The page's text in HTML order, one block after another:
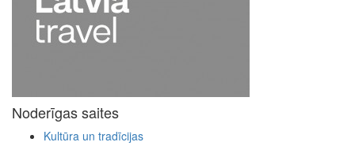
Noderīgas saites
Kultūra un tradīcijas